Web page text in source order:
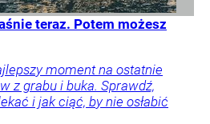
teraz. Potem możesz
moment na ostatnie
z grabu i buka. Sprawdź,
i jak ciąć, by nie osłabić